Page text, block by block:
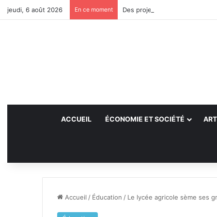
jeudi, 6 août 2026 En ce moment Des projets futurs pour les
ACCUEIL ÉCONOMIE ET SOCIÉTÉ
Accueil / Éducation / Le lycée agricole sème ses